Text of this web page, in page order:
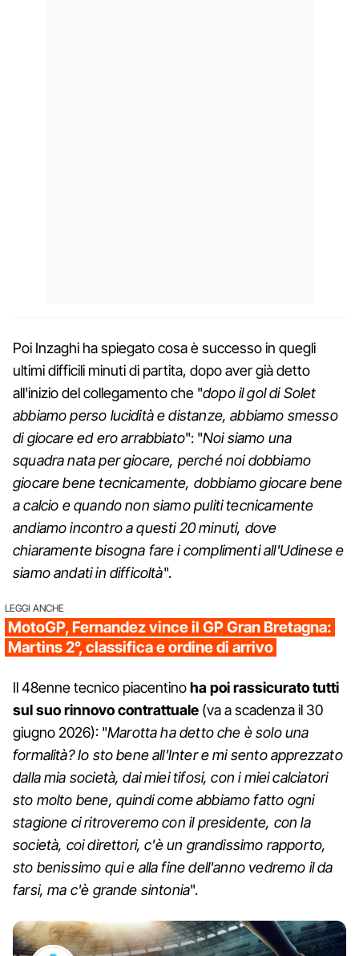
Poi Inzaghi ha spiegato cosa è successo in quegli
ultimi difficili minuti di partita, dopo aver già detto
all'inizio del collegamento che "dopo il gol di Solet
abbiamo perso lucidità e distanze, abbiamo smesso
di giocare ed ero arrabbiato": "Noi siamo una
squadra nata per giocare, perché noi dobbiamo
giocare bene tecnicamente, dobbiamo giocare bene
a calcio e quando non siamo puliti tecnicamente
andiamo incontro a questi 20 minuti, dove
chiaramente bisogna fare i complimenti all'Udinese e
siamo andati in difficoltà".
LEGGI ANCHE
MotoGP, Fernandez vince il GP Gran Bretagna:
Martins 2°, classifica e ordine di arrivo
Il 48enne tecnico piacentinoha poi rassicurato tutti
sul suo rinnovo contrattuale (va a scadenza il 30
giugno 2026): "Marotta ha detto che è solo una
formalità? Io sto bene all'Inter e mi sento apprezzato
dalla mia società, dai miei tifosi, con i miei calciatori
sto molto bene, quindi come abbiamo fatto ogni
stagione ci ritroveremo con il presidente, con la
società, coi direttori, c'è un grandissimo rapporto,
sto benissimo qui e alla fine dell'anno vedremo il da
farsi, ma c'è grande sintonia".